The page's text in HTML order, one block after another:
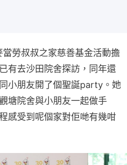
勞叔叔之家慈善基金活動擔
有去沙田院舍探訪，同年還
小朋友開了個聖誕party。她
塘院舍與小朋友一起做手
感受到呢個家對佢哋有幾咁